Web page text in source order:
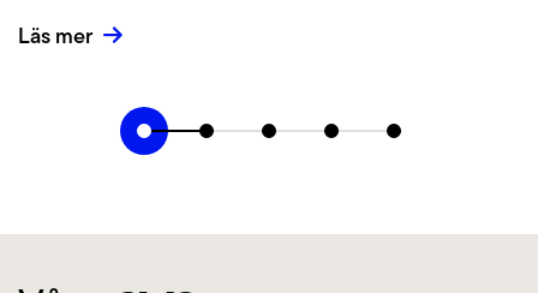
Läs mer